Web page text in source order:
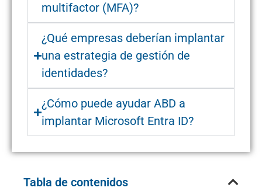
multifactor (MFA)?
¿Qué empresas deberían implantar
una estrategia de gestión de
identidades?
¿Cómo puede ayudar ABD a
implantar Microsoft Entra ID?
Tabla de contenidos